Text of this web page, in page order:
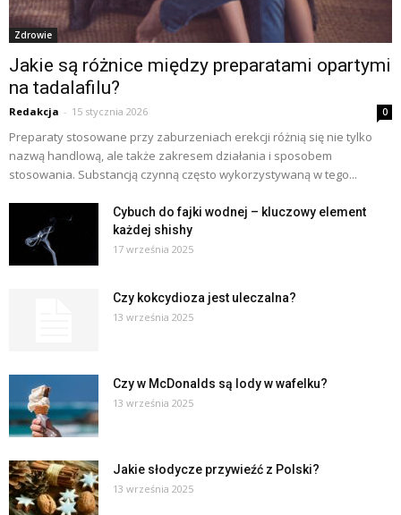
Zdrowie
Jakie są różnice między preparatami opartymi
na tadalafilu?
Redakcja - 15 stycznia 2026 0
Preparaty stosowane przy zaburzeniach erekcji różnią się nie tylko
nazwą handlową, ale także zakresem działania i sposobem
stosowania. Substancją czynną często wykorzystywaną w tego...
Cybuch do fajki wodnej – kluczowy element
każdej shishy
17 września 2025
Czy kokcydioza jest uleczalna?
13 września 2025
Czy w McDonalds są lody w wafelku?
13 września 2025
Jakie słodycze przywieźć z Polski?
13 września 2025